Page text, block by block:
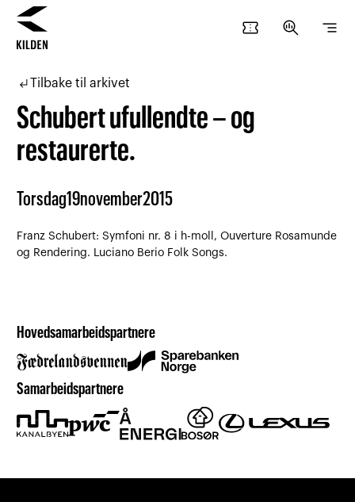
confirmation_number search_insights segment
subdirectory_arrow_leftTilbake til arkivet
Schubert ufullendte – og
restaurerte.
Torsdag19november2015
Franz Schubert: Symfoni nr. 8 i h-moll, Ouverture Rosamunde
og Rendering. Luciano Berio Folk Songs.
Hovedsamarbeidspartnere
Samarbeidspartnere